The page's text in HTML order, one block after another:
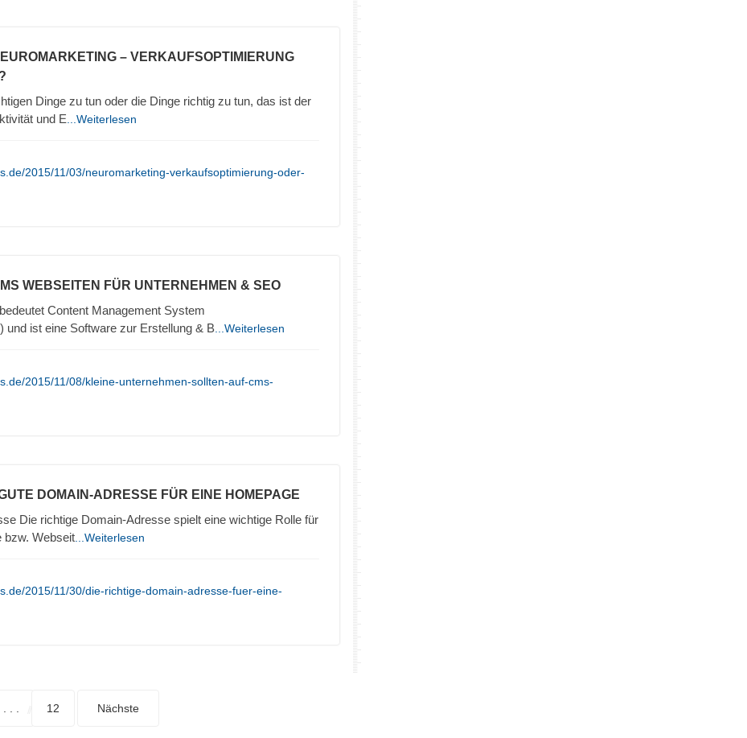
– VERKAUFSOPTIMIERUNG
Dinge zu tun oder die Dinge richtig zu tun, das ist der
und E ...Weiterlesen
2015/11/03/neuromarketing-verkaufsoptimierung-oder-
WEBSEITEN FÜR UNTERNEHMEN & SEO
Content Management System
und ist eine Software zur Erstellung & B ...Weiterlesen
2015/11/08/kleine-unternehmen-sollten-auf-cms-
DOMAIN-ADRESSE FÜR EINE HOMEPAGE
Die richtige Domain-Adresse spielt eine wichtige Rolle für
bzw. Webseit ...Weiterlesen
2015/11/30/die-richtige-domain-adresse-fuer-eine-
12 Nächste